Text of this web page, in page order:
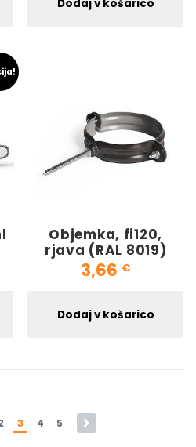
Dodaj v košarico
je bila: 625,00 €.
cena je:
Objemka, fi120,
rjava (RAL 8019)
3,66 €
Dodaj v košarico
3 4 5 →